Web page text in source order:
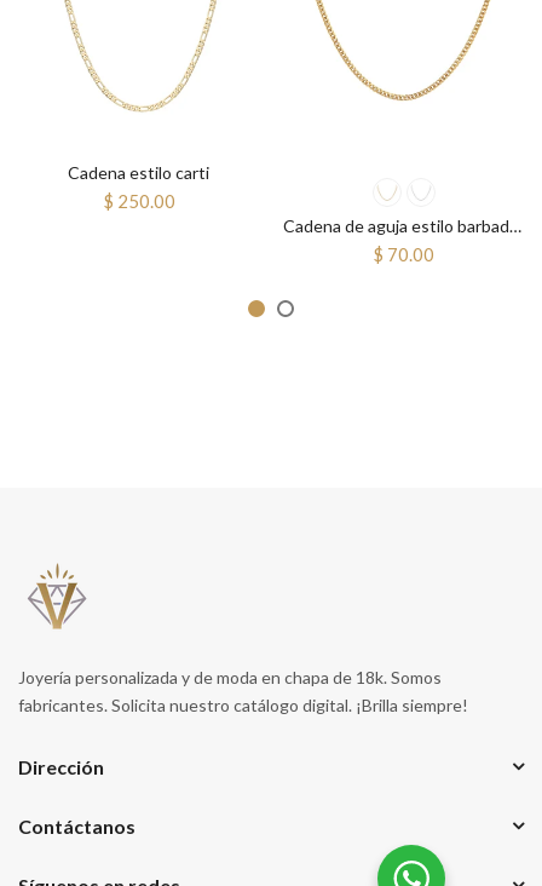
Cadena estilo carti
$ 250.00
Cadena de aguja estilo barbado ajustable
$ 70.00
Joyería personalizada y de moda en chapa de 18k. Somos
fabricantes. Solicita nuestro catálogo digital. ¡Brilla siempre!
Dirección
Contáctanos